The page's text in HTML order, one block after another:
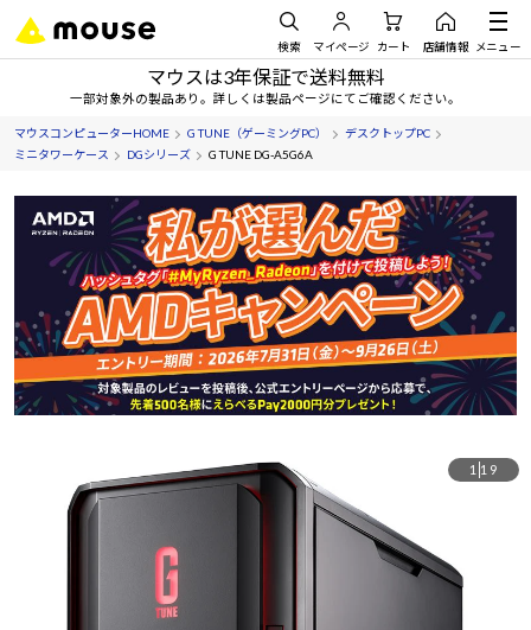
検索 マイページ カート 店舗情報 メニュー
マウスは3年保証で送料無料
一部対象外の製品あり。詳しくは製品ページにてご確認ください。
マウスコンピューターHOME G TUNE（ゲーミングPC）
デスクトップPC
ミニタワーケース
DGシリーズ G TUNE DG-A5G6A
1 19